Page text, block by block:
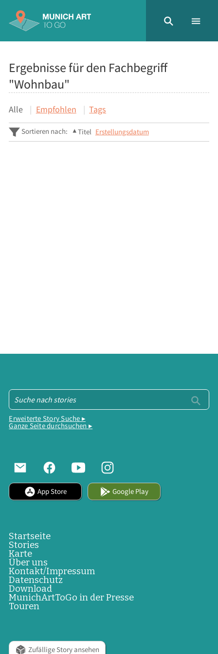
Ergebnisse für den Fachbegriff
"Wohnbau"
Alle Empfohlen Tags
Sortieren nach: Titel Erstellungsdatum
Erweiterte Story Suche ▸
Ganze Seite durchsuchen ▸
App Store Google Play
Startseite
Stories
Karte
Über uns
Kontakt/Impressum
Datenschutz
Download
MunichArtToGo in der Presse
Touren
Zufällige Story ansehen